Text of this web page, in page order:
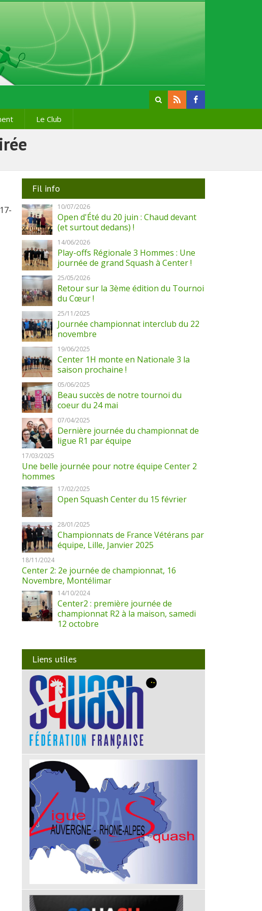
Le Club
Fil info
10/07/2026
Open d'Été du 20 juin : Chaud devant
(et surtout dedans) !
14/06/2026
Play-offs Régionale 3 Hommes : Une
journée de grand Squash à Center !
25/05/2026
Retour sur la 3ème édition du Tournoi
du Cœur !
25/11/2025
Journée championnat interclub du 22
novembre
19/06/2025
Center 1H monte en Nationale 3 la
saison prochaine !
05/06/2025
Beau succès de notre tournoi du
coeur du 24 mai
07/04/2025
Dernière journée du championnat de
ligue R1 par équipe
17/03/2025
Une belle journée pour notre équipe Center 2
hommes
17/02/2025
Open Squash Center du 15 février
28/01/2025
Championnats de France Vétérans par
équipe, Lille, Janvier 2025
18/11/2024
Center 2: 2e journée de championnat, 16
Novembre, Montélimar
14/10/2024
Center2 : première journée de
championnat R2 à la maison, samedi
12 octobre
Liens utiles